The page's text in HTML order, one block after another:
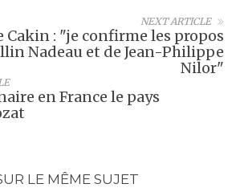
NEXT ARTICLE
Cakin : "je confirme les propos
Nadeau et de Jean-Philippe
Nilor"
en France le pays
LE MÊME SUJET